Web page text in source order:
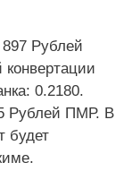
Рублей
0.2180.
Рублей ПМР. В
будет